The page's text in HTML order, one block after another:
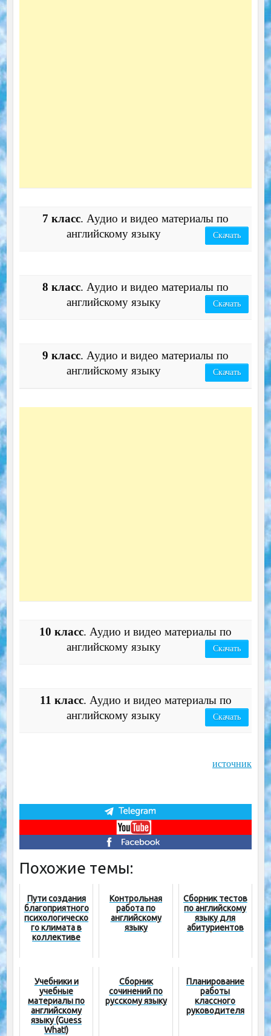
7 класс. Аудио и видео материалы по
английскому языку
Скачать
8 класс. Аудио и видео материалы по
английскому языку
Скачать
9 класс. Аудио и видео материалы по
английскому языку
Скачать
10 класс. Аудио и видео материалы по
английскому языку
Скачать
11 класс. Аудио и видео материалы по
английскому языку
Скачать
источник
Похожие темы:
Пути создания
благоприятного
психологическо
го климата в
коллективе
Контрольная
работа по
английскому
языку
Сборник тестов
по английскому
языку для
абитуриентов
Учебники и
учебные
материалы по
английскому
языку (Guess
What!)
Сборник
сочинений по
русскому языку
Планирование
работы
классного
руководителя